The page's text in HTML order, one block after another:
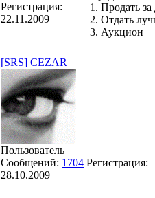
Регистрация:
22.11.2009
1. Продать
2. Отдать
3. Аукцион
[SRS] CEZAR
Пользователь
Сообщений: 1704 Регистрация:
28.10.2009